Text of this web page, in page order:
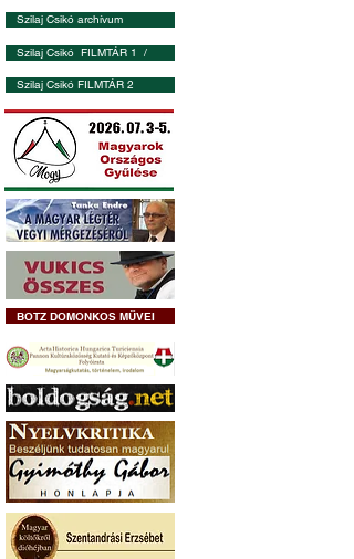
Szilaj Csikó archívum
Szilaj Csikó FILMTÁR 1 /
Szilaj Csikó FILMTÁR 2
BOTZ DOMONKOS MŰVEI